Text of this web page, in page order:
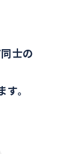
士の
。